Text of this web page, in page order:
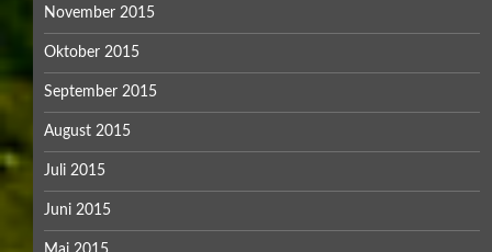
November 2015
Oktober 2015
September 2015
August 2015
Juli 2015
Juni 2015